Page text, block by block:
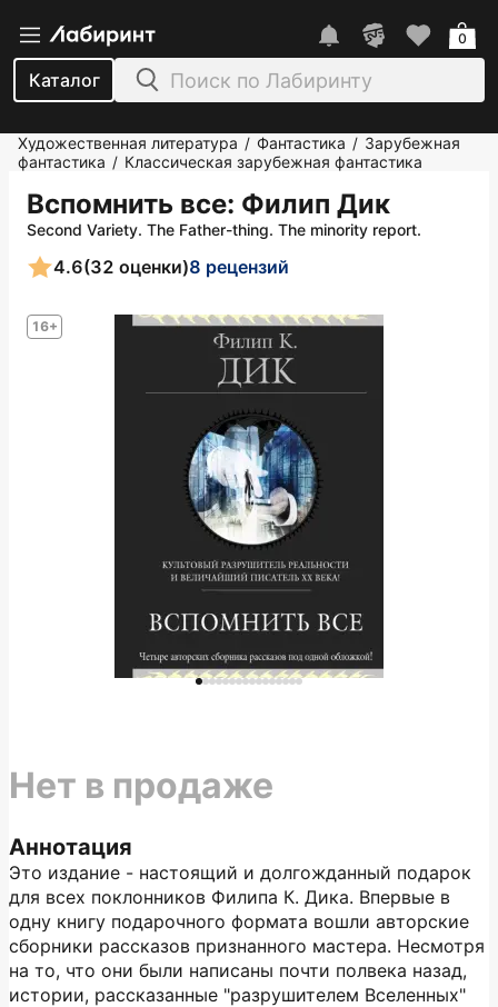
Каталог
0
Художественная литература / Фантастика / Зарубежная
фантастика / Классическая зарубежная фантастика
Вспомнить все: Филип Дик
Second Variety. The Father-thing. The minority report.
16+
4.6(32 оценки)8 рецензий
Аннотация
Это издание - настоящий и долгожданный подарок
для всех поклонников Филипа К. Дика. Впервые в
одну книгу подарочного формата вошли авторские
сборники рассказов признанного мастера. Несмотря
на то, что они были написаны почти полвека назад,
истории, рассказанные "разрушителем Вселенных"
Нет в продаже